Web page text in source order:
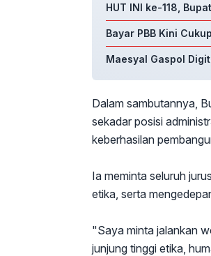
HUT INI ke-118,
Bayar PBB Kini
Maesyal Gaspol
Dalam sambutannya,
sekadar posisi
keberhasilan
Ia meminta seluruh
etika, serta
"Saya minta jalankan
junjung tinggi etika,